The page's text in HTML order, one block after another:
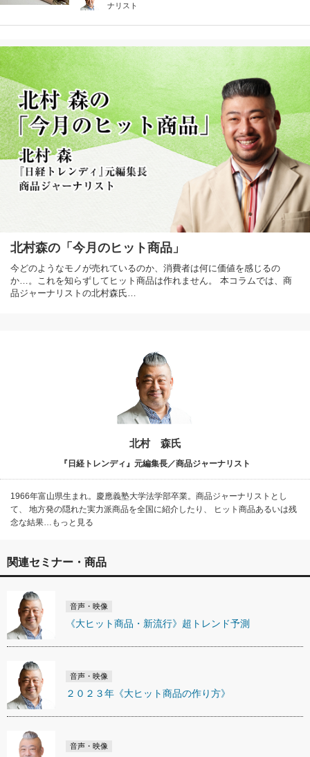
ナリスト
北村森の「今月のヒット商品」
今どのようなモノが売れているのか、消費者は何に価値を感じるの
か…。これを知らずしてヒット商品は作れません。 本コラムでは、商
品ジャーナリストの北村森氏…
北村 森氏
『日経トレンディ』元編集長／商品ジャーナリスト
1966年富山県生まれ。慶應義塾大学法学部卒業。商品ジャーナリストとし
て、 地方発の隠れた実力派商品を全国に紹介したり、 ヒット商品あるいは残
念な結果…もっと見る
関連セミナー・商品
音声・映像
《大ヒット商品・新流行》超トレンド予測
音声・映像
２０２３年《大ヒット商品の作り方》
音声・映像